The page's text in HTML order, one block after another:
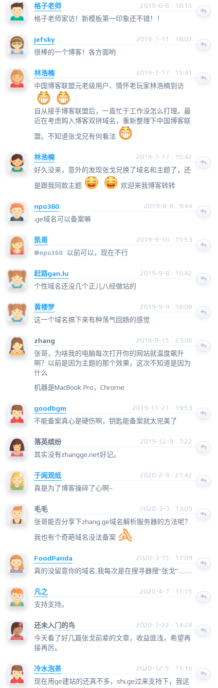
格子老师 2019-6-6 · 18:15
格子老师家访！新模板第一印象还不错！！
jefsky 2019-7-11 · 18:02
很棒的一个博客！各方面哟
林浩楠 2019-7-17 · 15:41
中国博客联盟元老级用户、情怀老玩家林浩楠到访
自从接手博客联盟后，一直忙于工作没怎么打理。最
近在考虑购入博客双拼域名，重新整理下中国博客联
盟。不知道张戈兄有何看法
林浩楠 2019-7-17 · 15:42
好久没来，意外的发现张戈兄换了域名和主题了，还
是跟我同款主题
欢迎来我博客转转
npo360 2019-8-8 · 9:44
.ge域名可以备案嘛
凯哥
2019-9-10 · 15:53
@npo360 以前可以，现在不行
赶路gan.lu 2019-9-8 · 16:42
个性域名还没几个正儿八经做站的
黄楼梦 2019-9-9 · 18:08
这一个域名搞下来有种荡气回肠的感觉
zhang 2019-9-15 · 23:06
张哥，为啥我的电脑每次打开你的网站就温度飙升
啊？以前是因为主题的那个效果，这次不知道是因为
什么
机器是MacBook Pro，Chrome
goodbgm 2019-11-21 · 19:53
不能备案真心是硬伤啊，钥匙能备案就太完美了
落英缤纷 2019-12-9 · 7:22
其实没有zhangge.net好记。
于闻观纸 2020-2-9 · 21:42
真是为了博客操碎了心啊~
毛毛 2020-3-3 · 13:09
张哥能否分享下zhang.ge域名解析服务器的方法呢？
我也有个奇葩域名没法备案
FoodPanda 2020-3-15 · 17:09
真的没留意你的域名,我每次是在搜寻器搜"张戈"……
凡之 2020-4-7 · 11:15
支持支持。
还未入门的鸟 2020-7-22 · 14:24
今天看了好几篇张戈前辈的文章，收益匪浅，希望再
接再厉。
冷水泡茶 2020-12-5 · 11:16
现在用ge建站的还真不多，shi.ge过来支持下，我这